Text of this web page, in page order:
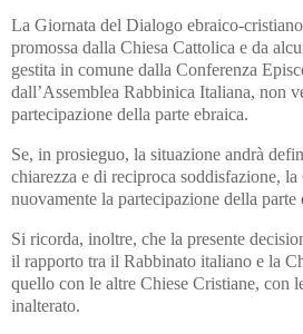
La Giornata del Dialogo ebraico-
promossa dalla Chiesa Cattolica e da
gestita in comune dalla Conferenza
dall’Assemblea Rabbinica Italiana, non
partecipazione della parte ebraica.
Se, in prosieguo, la situazione andrà
chiarezza e di reciproca soddisfazione, la
nuovamente la partecipazione della parte
Si ricorda, inoltre, che la presente
il rapporto tra il Rabbinato italiano e la
quello con le altre Chiese Cristiane, con
inalterato.